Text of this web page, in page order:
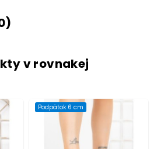
v rovnakej
Podpätok 6 cm